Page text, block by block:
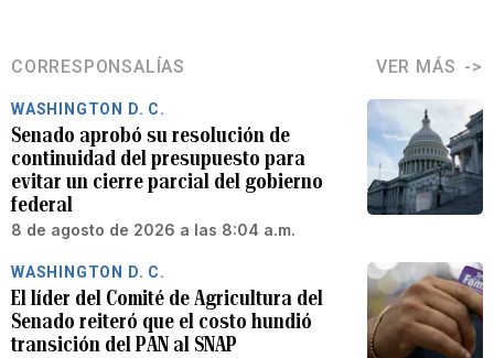
CORRESPONSALÍAS VER MÁS
WASHINGTON D. C.
Senado aprobó su resolución de
continuidad del presupuesto para
evitar un cierre parcial del gobierno
federal
8 de agosto de 2026 a las 8:04 a.m.
WASHINGTON D. C.
El líder del Comité de Agricultura del
Senado reiteró que el costo hundió
transición del PAN al SNAP